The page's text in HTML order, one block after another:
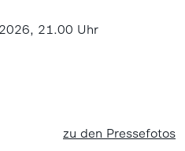
21.00 Uhr
zu den Pressefotos